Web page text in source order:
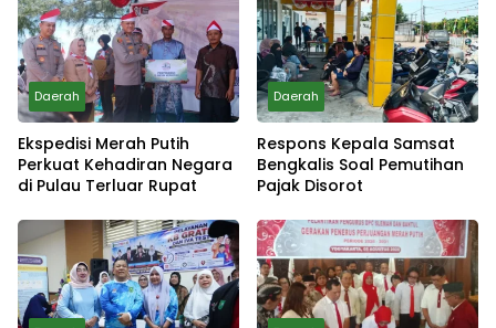
Daerah
Ekspedisi Merah Putih
Perkuat Kehadiran Negara
di Pulau Terluar Rupat
Daerah
Respons Kepala Samsat
Bengkalis Soal Pemutihan
Pajak Disorot